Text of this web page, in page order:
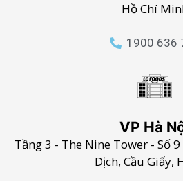
Hồ Chí
1900 636
VP Hà
Tầng 3 - The Nine Tower - Số
Dịch, Cầu Giấy,